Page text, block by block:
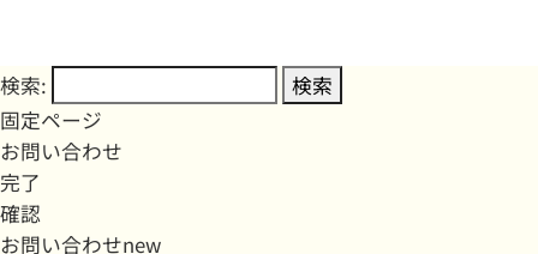
検索:
固定ページ
お問い合わせ
完了
確認
お問い合わせnew